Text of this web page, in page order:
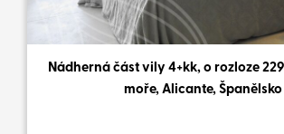
Nádherná část vily 4+kk, o rozloze
moře, Alicante, Španělsko